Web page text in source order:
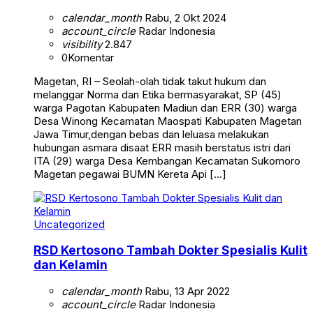
calendar_monthRabu, 2 Okt 2024
account_circleRadar Indonesia
visibility2.847
0Komentar
Magetan, RI – Seolah-olah tidak takut hukum dan
melanggar Norma dan Etika bermasyarakat, SP (45)
warga Pagotan Kabupaten Madiun dan ERR (30) warga
Desa Winong Kecamatan Maospati Kabupaten Magetan
Jawa Timur,dengan bebas dan leluasa melakukan
hubungan asmara disaat ERR masih berstatus istri dari
ITA (29) warga Desa Kembangan Kecamatan Sukomoro
Magetan pegawai BUMN Kereta Api […]
Uncategorized
RSD Kertosono Tambah Dokter Spesialis Kulit
dan Kelamin
calendar_monthRabu, 13 Apr 2022
account_circleRadar Indonesia